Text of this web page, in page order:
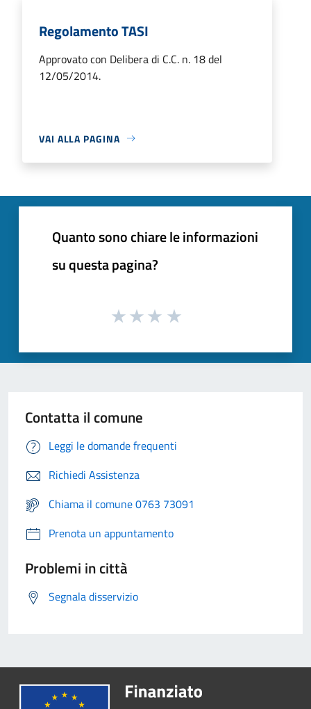
Regolamento TASI
Approvato con Delibera di C.C. n. 18 del
12/05/2014.
VAI ALLA PAGINA
Quanto sono chiare le informazioni
su questa pagina?
Contatta il comune
Leggi le domande frequenti
Richiedi Assistenza
Chiama il comune 0763 73091
Prenota un appuntamento
Problemi in città
Segnala disservizio